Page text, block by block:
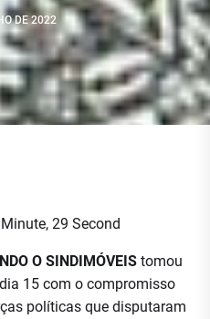
DE 2022
29 Second
O SINDIMÓVEIS tomou
15 com o compromisso
políticas que disputaram